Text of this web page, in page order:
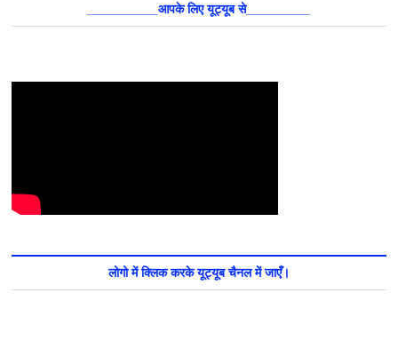
__________आपके लिए यूट्यूब से_________
लोगो में क्लिक करके यूट्यूब चैनल में जाएँ।